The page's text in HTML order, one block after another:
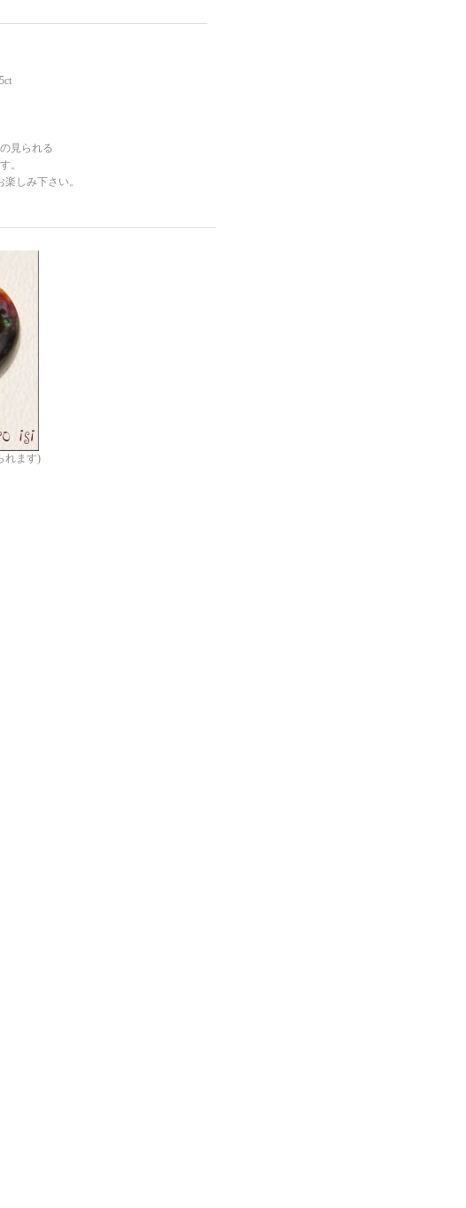
見られる
。
しみ下さい。
れます)